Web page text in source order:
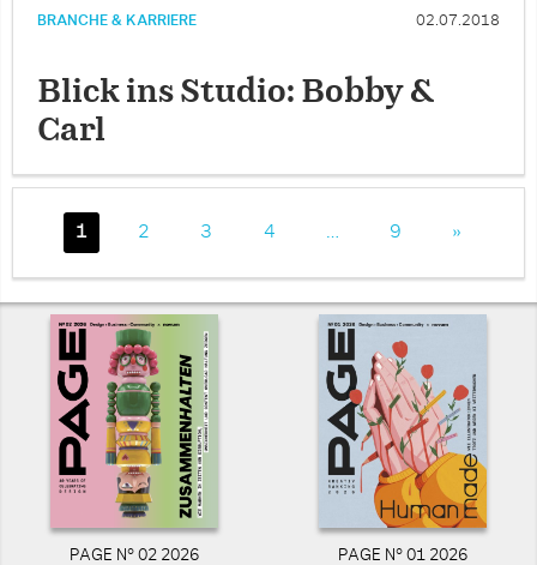
BRANCHE & KARRIERE 02.07.2018
Blick ins Studio: Bobby &
Carl
1 2 3 4 9 »
PAGE N° 02 2026 PAGE N° 01 2026